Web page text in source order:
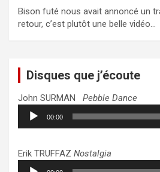
Bison futé nous avait annoncé un
retour, c’est plutôt une belle vidéo…
Disques que j’écoute
John SURMAN Pebble Dance
Lecteur
audio
00:00
Erik TRUFFAZ Nostalgia
Lecteur